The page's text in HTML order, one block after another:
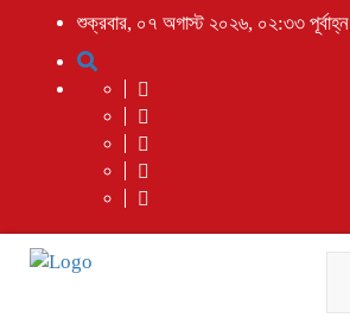
শুক্রবার, ০৭ অগাস্ট ২০২৬, ০২:৩৩ পূর্বাহ্ন